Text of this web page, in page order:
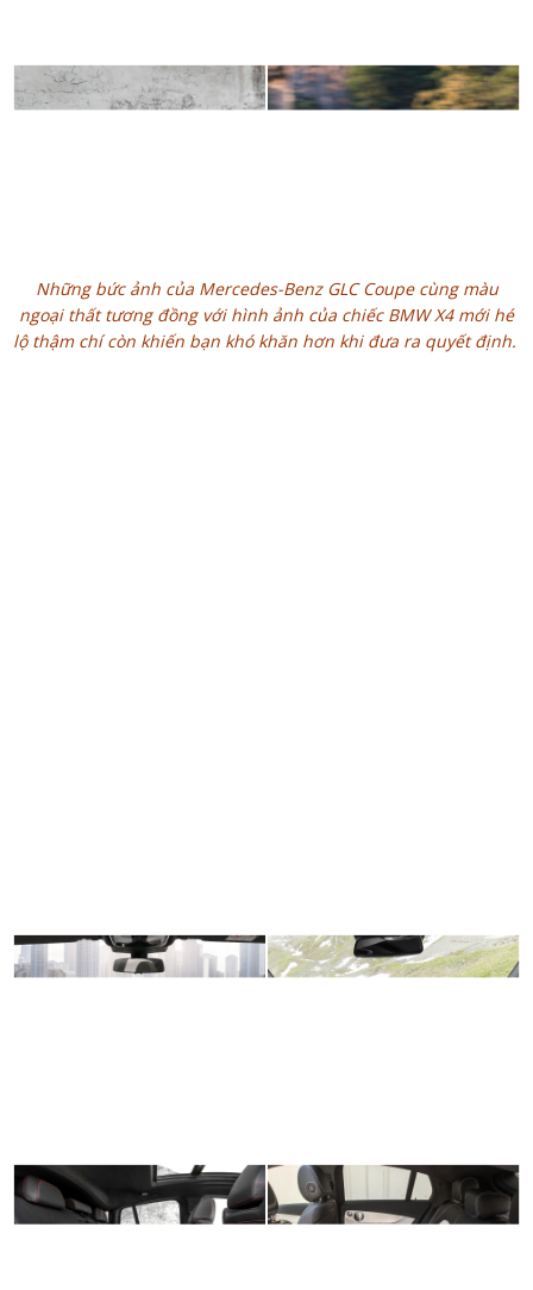
Những bức ảnh của Mercedes-Benz GLC Coupe cùng màu
ngoại thất tương đồng với hình ảnh của chiếc BMW X4 mới hé
lộ thậm chí còn khiến bạn khó khăn hơn khi đưa ra quyết định.